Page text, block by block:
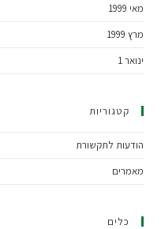
מאי 1999
מרץ 1999
ינואר 1
קטגוריות
הודעות לתקשורת
מאמרים
כלים